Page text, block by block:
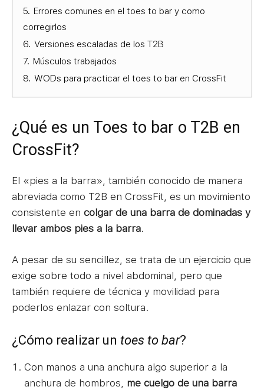
5. Errores comunes en el toes to bar y como
corregirlos
6. Versiones escaladas de los T2B
7. Músculos trabajados
8. WODs para practicar el toes to bar en CrossFit
¿Qué es un Toes to bar o T2B en
CrossFit?
El «pies a la barra», también conocido de manera
abreviada como T2B en CrossFit, es un movimiento
consistente en colgar de una barra de dominadas y
llevar ambos pies a la barra.
A pesar de su sencillez, se trata de un ejercicio que
exige sobre todo a nivel abdominal, pero que
también requiere de técnica y movilidad para
poderlos enlazar con soltura.
¿Cómo realizar un toes to bar?
Con manos a una anchura algo superior a la
anchura de hombros, me cuelgo de una barra